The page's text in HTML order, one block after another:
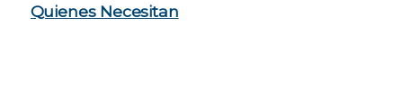
Quienes Necesitan